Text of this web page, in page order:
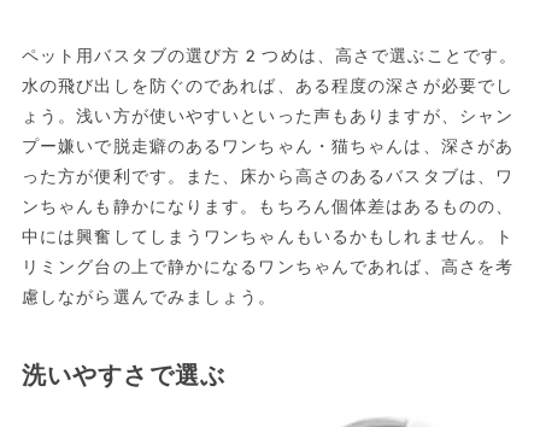
ペット用バスタブの選び方2つめは、高さで選ぶことです。
水の飛び出しを防ぐのであれば、ある程度の深さが必要でし
ょう。浅い方が使いやすいといった声もありますが、シャン
プー嫌いで脱走癖のあるワンちゃん・猫ちゃんは、深さがあ
った方が便利です。また、床から高さのあるバスタブは、ワ
ンちゃんも静かになります。もちろん個体差はあるものの、
中には興奮してしまうワンちゃんもいるかもしれません。ト
リミング台の上で静かになるワンちゃんであれば、高さを考
慮しながら選んでみましょう。
洗いやすさで選ぶ